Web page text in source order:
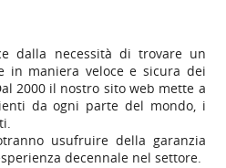
dalla necessità di trovare un
in maniera veloce e sicura dei
2000 il nostro sito web mette a
da ogni parte del mondo, i
usufruire della garanzia
decennale nel settore.